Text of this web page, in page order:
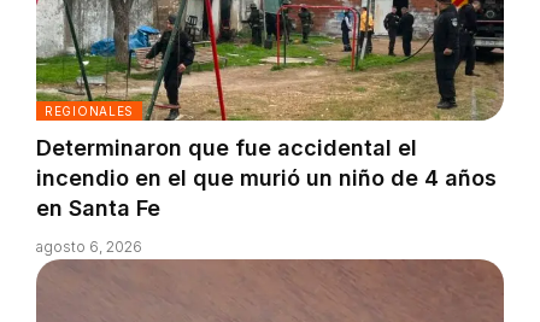
REGIONALES
Determinaron que fue accidental el
incendio en el que murió un niño de 4 años
en Santa Fe
agosto 6, 2026